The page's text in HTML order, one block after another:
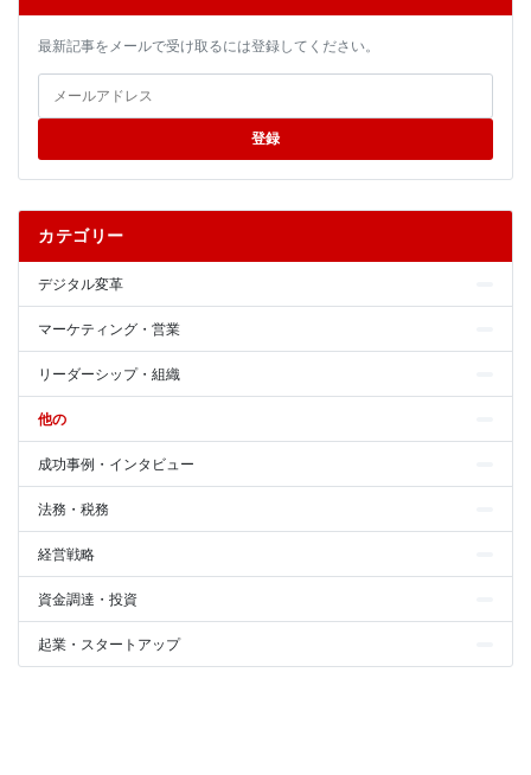
最新記事をメールで受け取るには登録してください。
登録
カテゴリー
デジタル変革
マーケティング・営業
リーダーシップ・組織
他の
成功事例・インタビュー
法務・税務
経営戦略
資金調達・投資
起業・スタートアップ